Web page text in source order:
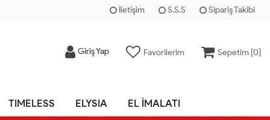
İletişim S.S.S Sipariş Takibi
Giriş Yap Favorilerim Sepetim [0]
TIMELESS ELYSIA EL İMALATI